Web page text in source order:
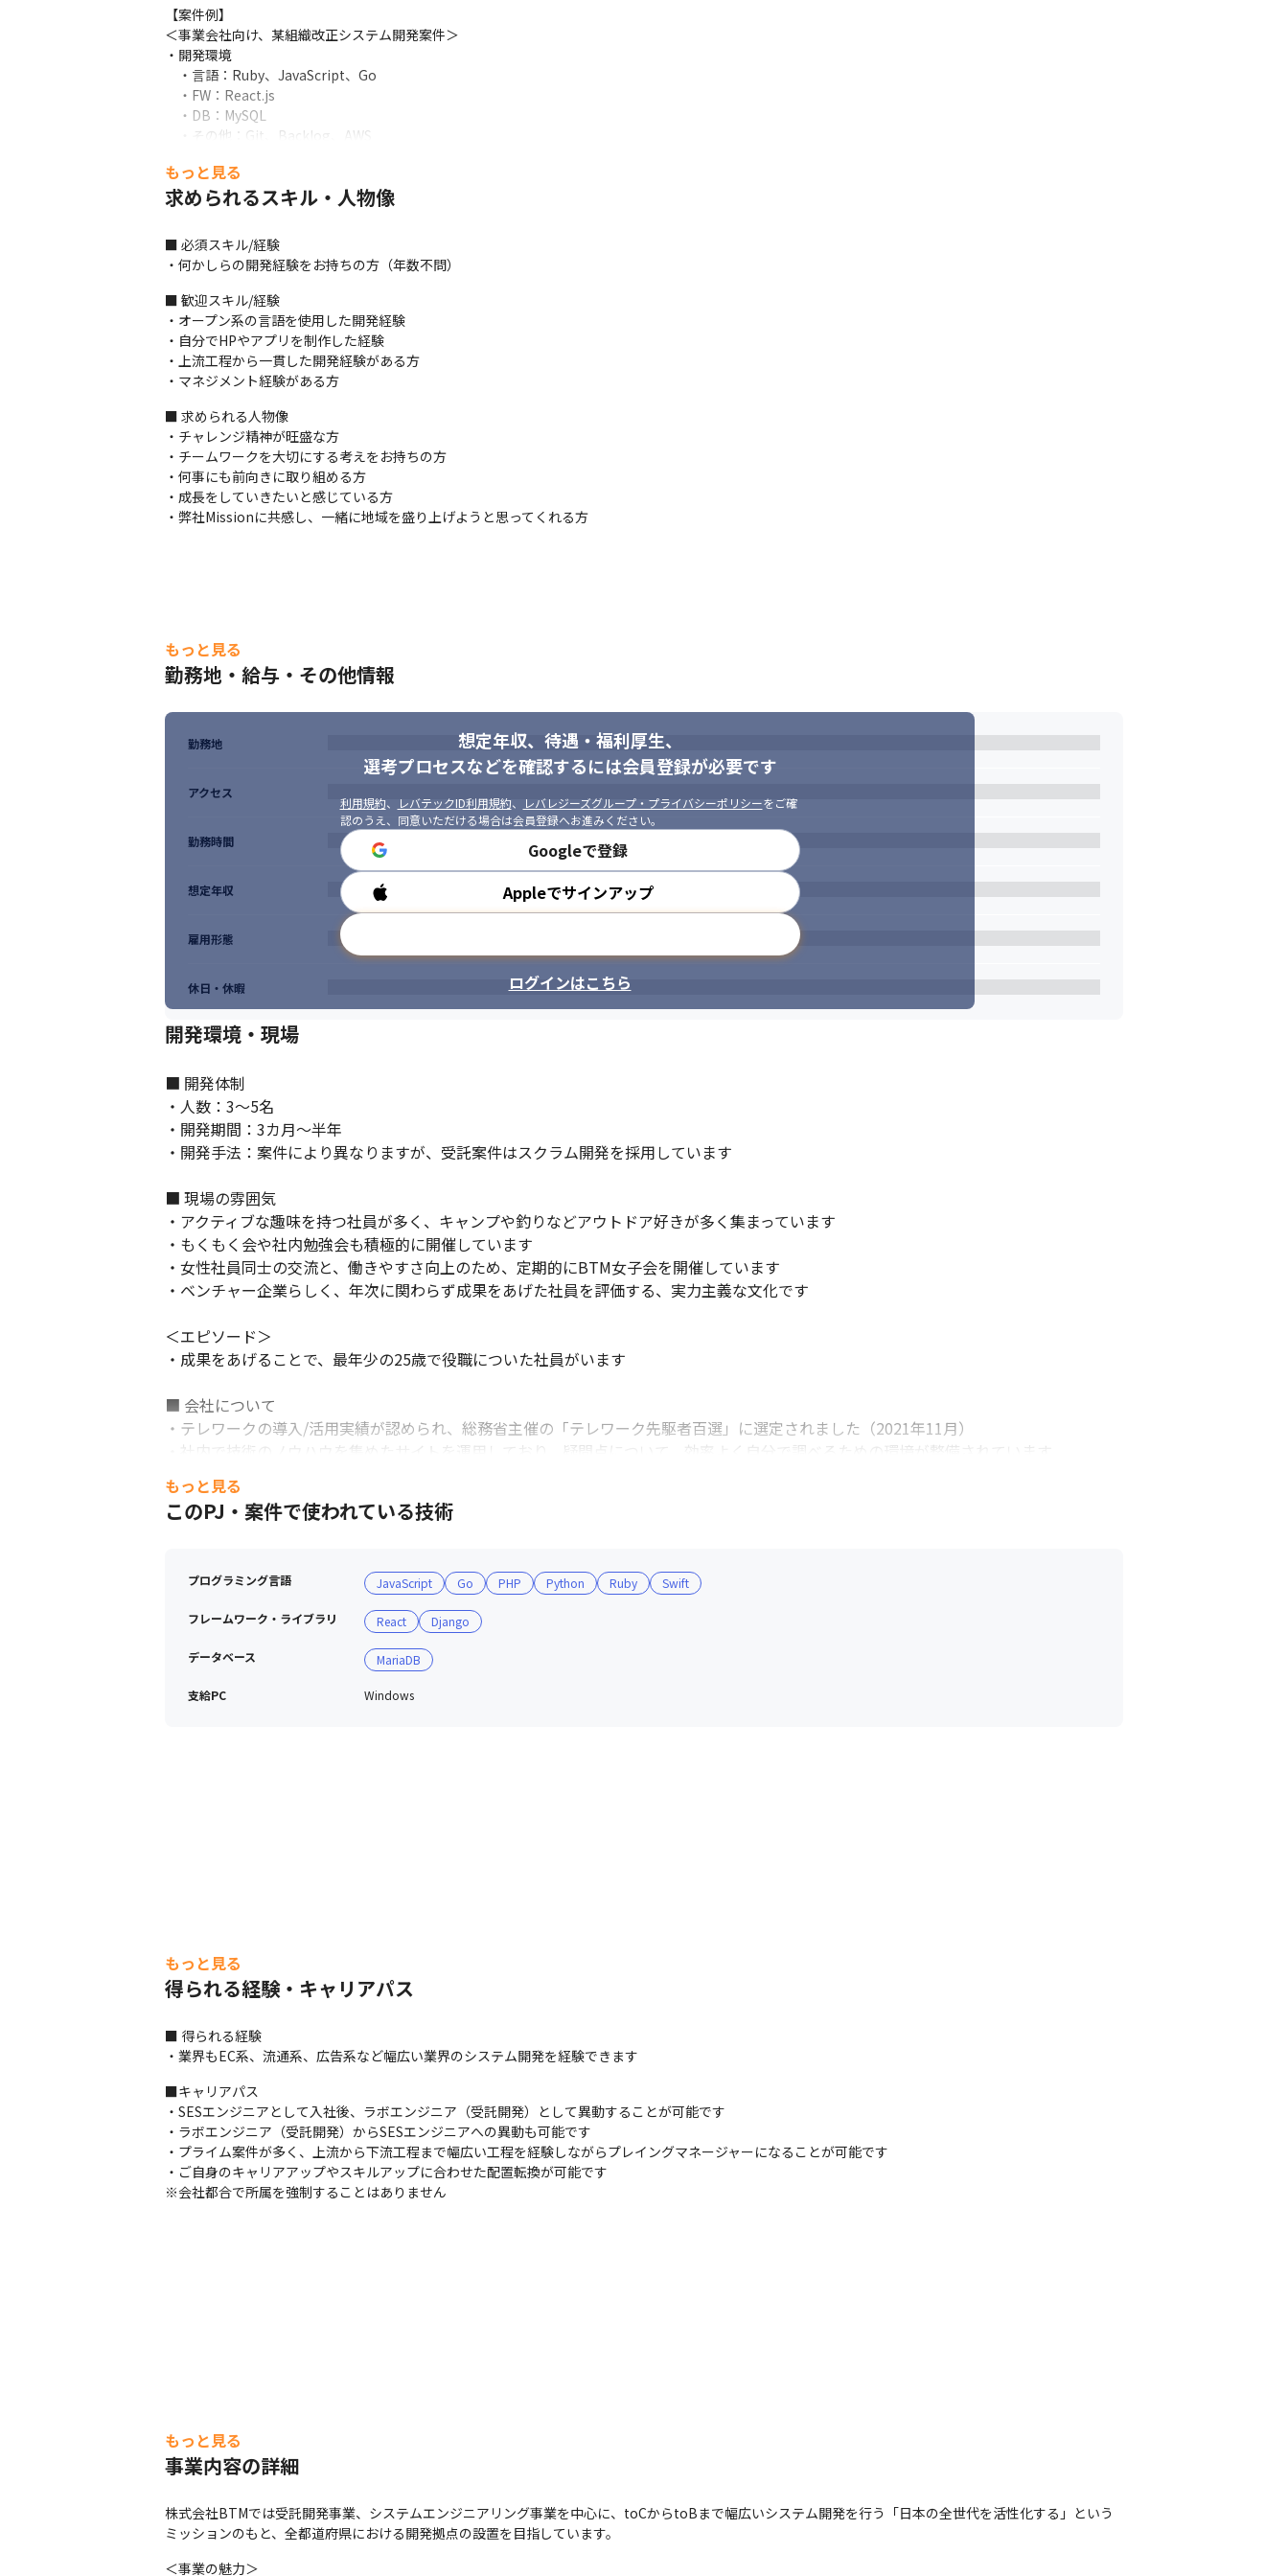
【案件例】
＜事業会社向け、某組織改正システム開発案件＞
・開発環境
・言語：Ruby、JavaScript、Go
・FW：React.js
・DB：MySQL
・その他：Git、Backlog、AWS
＜受託企業向け、toC向けシステム開発支援案件＞
・開発環境
・FW ：Ruby on Rails
・DB：MySQL
・その他：Git、Backlog、AWS
・担当工程：詳細設計、実装/単体、結合テスト
＜受託企業向け住宅情報サイト開発案件＞
・開発環境
・言語：PHP、Ruby、JavaScript
・FW：Laravel、React.js
・DB：MySQL
・その他：Git、Backlog、AWS
・担当工程：基本設計、詳細設計、実装/単体、結合テスト
上記案件はほんの一例です。
基本的にエンド直もしくはプライム直案件を取り扱っておりますので、
各地域の企業と連携して、地方ににおけるDXを推進します。
もっと見る
求められるスキル・人物像
■ 必須スキル/経験
・何かしらの開発経験をお持ちの方（年数不問）
■ 歓迎スキル/経験
・オープン系の言語を使用した開発経験
・自分でHPやアプリを制作した経験
・上流工程から一貫した開発経験がある方
・マネジメント経験がある方
■ 求められる人物像
・チャレンジ精神が旺盛な方
・チームワークを大切にする考えをお持ちの方
・何事にも前向きに取り組める方
・成長をしていきたいと感じている方
・弊社Missionに共感し、一緒に地域を盛り上げようと思ってくれる方
もっと見る
勤務地・給与・その他情報
想定年収、待遇・福利厚生、
選考プロセスなどを確認するには会員登録が必要です
利用規約、 レバテックID利用規約、 レバレジーズグループ・プライバシーポリシーをご確
認のうえ、同意いただける場合は会員登録へお進みください。
Googleで登録
Appleでサインアップ
ログインはこちら
勤務地
アクセス
勤務時間
想定年収
雇用形態
休日・休暇
開発環境・現場
■ 開発体制
・人数：3～5名
・開発期間：3カ月～半年
・開発手法：案件により異なりますが、受託案件はスクラム開発を採用しています
■ 現場の雰囲気
・アクティブな趣味を持つ社員が多く、キャンプや釣りなどアウトドア好きが多く集まっています
・もくもく会や社内勉強会も積極的に開催しています
・女性社員同士の交流と、働きやすさ向上のため、定期的にBTM女子会を開催しています
・ベンチャー企業らしく、年次に関わらず成果をあげた社員を評価する、実力主義な文化です
＜エピソード＞
・成果をあげることで、最年少の25歳で役職についた社員がいます
■ 会社について
・テレワークの導入/活用実績が認められ、総務省主催の「テレワーク先駆者百選」に選定されました（2021年11月）
・社内で技術のノウハウを集めたサイトを運用しており、疑問点について、効率よく自分で調べるための環境が整備されています
・毎月業績報告のための動画を発信しており、社員が事業の成長を自分ごとに捉えて業務に臨めるよう取り組んでいます
・毎月の動画には、匿名の社員からの質問へ回答するコーナーや、誕生日の社員を紹介しつつ、お祝いをするコーナーがあります
もっと見る
このPJ・案件で使われている技術
プログラミング言語 JavaScript Go PHP Python Ruby Swift
フレームワーク・ライブラリ React Django
データベース MariaDB
支給PC Windows
もっと見る
得られる経験・キャリアパス
■ 得られる経験
・業界もEC系、流通系、広告系など幅広い業界のシステム開発を経験できます
■キャリアパス
・SESエンジニアとして入社後、ラボエンジニア（受託開発）として異動することが可能です
・ラボエンジニア（受託開発）からSESエンジニアへの異動も可能です
・プライム案件が多く、上流から下流工程まで幅広い工程を経験しながらプレイングマネージャーになることが可能です
・ご自身のキャリアアップやスキルアップに合わせた配置転換が可能です
※会社都合で所属を強制することはありません
もっと見る
事業内容の詳細
株式会社BTMでは受託開発事業、システムエンジニアリング事業を中心に、toCからtoBまで幅広いシステム開発を行う「日本の全世代を活性化する」という
ミッションのもと、全都道府県における開発拠点の設置を目指しています。
＜事業の魅力＞